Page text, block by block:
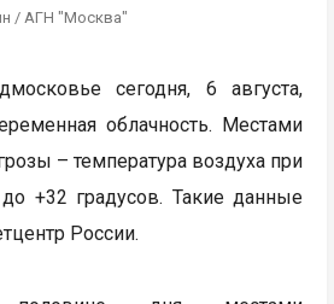
/ АГН "Москва"
сегодня, 6 августа,
облачность. Местами
– температура воздуха при
+32 градусов. Такие данные
России.